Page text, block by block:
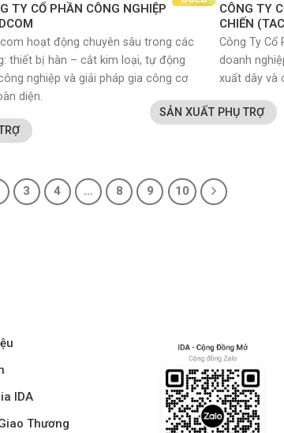
TY CỔ PHẦN CÔNG NGHIỆP
hoạt động chuyên sâu trong các
thiết bị hàn – cắt kim loại, tự động
nghiệp và giải pháp gia công cơ
diện.
CÔNG TY
CHIẾN
SẢN XUẤT PHỤ TRỢ
Công Ty Cổ
doanh
xuất dây và
3 4 … 8 9 10
IDA
Thương